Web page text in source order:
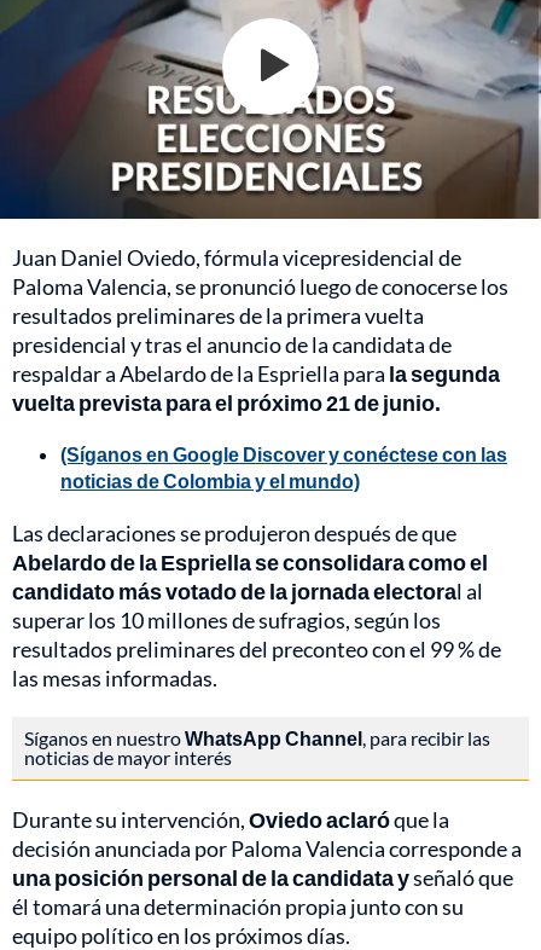
Juan Daniel Oviedo, fórmula vicepresidencial de
Paloma Valencia, se pronunció luego de conocerse los
resultados preliminares de la primera vuelta
presidencial y tras el anuncio de la candidata de
respaldar a Abelardo de la Espriella para la segunda
vuelta prevista para el próximo 21 de junio.
(Síganos en Google Discover y conéctese con las
noticias de Colombia y el mundo)
Las declaraciones se produjeron después de que
Abelardo de la Espriella se consolidara como el
candidato más votado de la jornada electoral al
superar los 10 millones de sufragios, según los
resultados preliminares del preconteo con el 99 % de
las mesas informadas.
Síganos en nuestroWhatsApp Channel , para recibir las
noticias de mayor interés
Durante su intervención,Oviedo aclaróque la
decisión anunciada por Paloma Valencia corresponde a
una posición personal de la candidata yseñaló que
él tomará una determinación propia junto con su
equipo político en los próximos días.